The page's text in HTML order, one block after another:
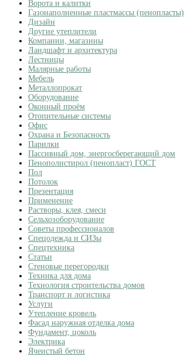
Ворота и калитки
Газонаполненные пластмассы (пенопласты)
Дизайн
Другие утеплители
Компании, магазины
Ландшафт и архитектура
Лестницы
Малярные работы
Мебель
Металлопрокат
Оборудование
Оконный проём
Отопительные системы
Офис
Охрана и Безопасность
Парилки
Пассивный дом, энергосберегающий дом
Пенополистирол (пенопласт) ГОСТ
Пол
Потолок
Презентация
Применение
Растворы, клея, смеси
Сельхозоборудование
Советы профессионалов
Спецодежда и СИЗы
Спецтехника
Статьи
Стеновые перегородки
Техника для дома
Технология строительства домов
Транспорт и логистика
Услуги
Утепление кровель
Фасад наружная отделка дома
Фундамент, цоколь
Электрика
Ячеистый бетон